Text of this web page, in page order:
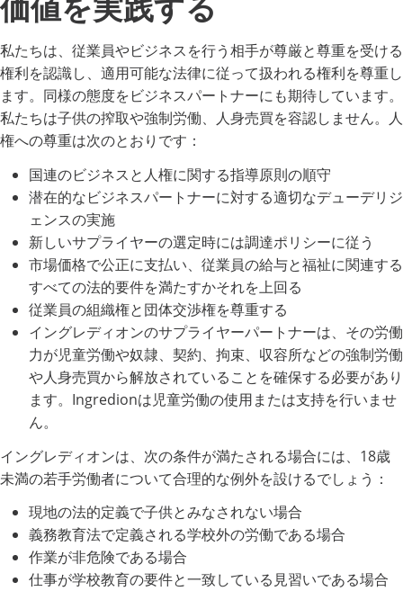
価値を実践する
私たちは、従業員やビジネスを行う相手が尊厳と尊重を受ける
権利を認識し、適用可能な法律に従って扱われる権利を尊重し
ます。同様の態度をビジネスパートナーにも期待しています。
私たちは子供の搾取や強制労働、人身売買を容認しません。人
権への尊重は次のとおりです：
国連のビジネスと人権に関する指導原則の順守
潜在的なビジネスパートナーに対する適切なデューデリジ
ェンスの実施
新しいサプライヤーの選定時には調達ポリシーに従う
市場価格で公正に支払い、従業員の給与と福祉に関連する
すべての法的要件を満たすかそれを上回る
従業員の組織権と団体交渉権を尊重する
イングレディオンのサプライヤーパートナーは、その労働
力が児童労働や奴隷、契約、拘束、収容所などの強制労働
や人身売買から解放されていることを確保する必要があり
ます。Ingredionは児童労働の使用または支持を行いませ
ん。
イングレディオンは、次の条件が満たされる場合には、18歳
未満の若手労働者について合理的な例外を設けるでしょう：
現地の法的定義で子供とみなされない場合
義務教育法で定義される学校外の労働である場合
作業が非危険である場合
仕事が学校教育の要件と一致している見習いである場合